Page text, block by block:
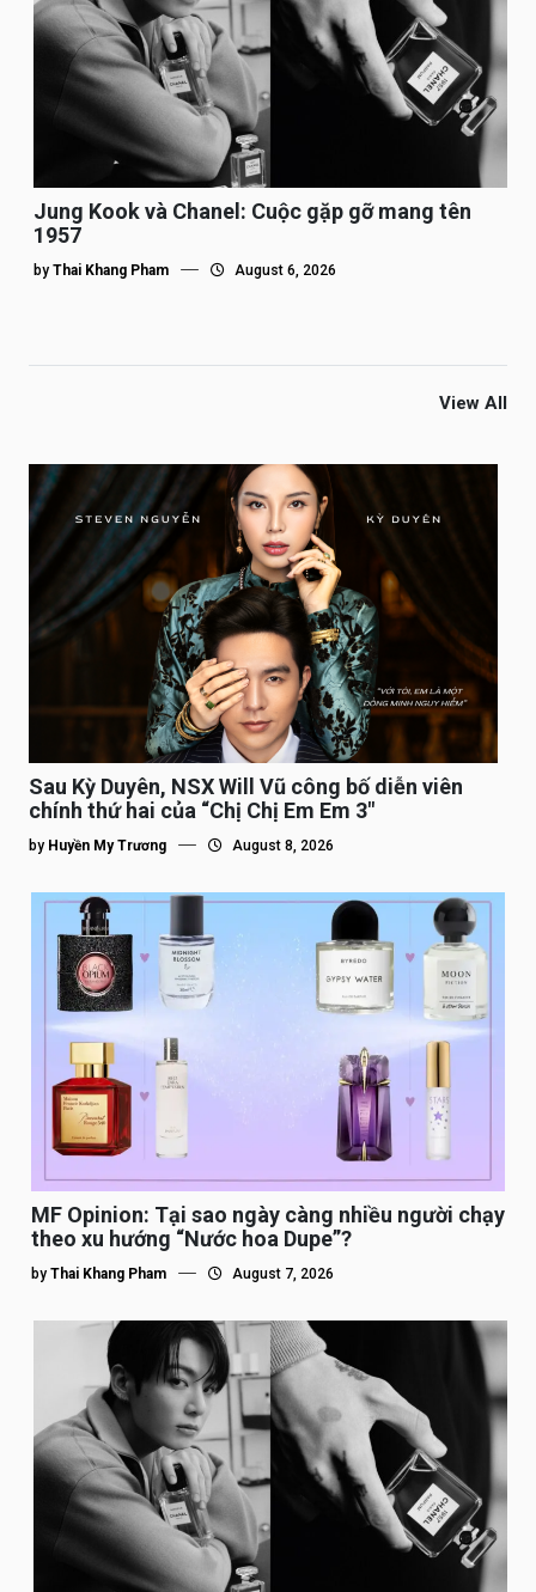
Jung Kook và Chanel: Cuộc gặp gỡ mang tên
1957
by Thai Khang Pham August 6, 2026
View All
Sau Kỳ Duyên, NSX Will Vũ công bố diễn viên
chính thứ hai của “Chị Chị Em Em 3″
by Huyền My Trương August 8, 2026
MF Opinion: Tại sao ngày càng nhiều người chạy
theo xu hướng “Nước hoa Dupe”?
by Thai Khang Pham August 7, 2026